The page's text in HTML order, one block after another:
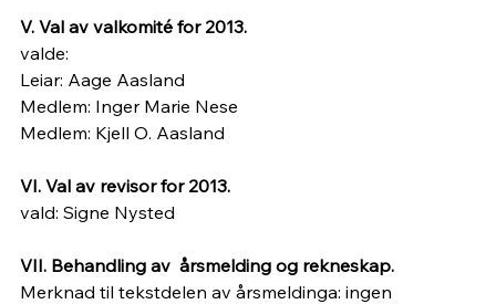
V. Val av valkomité for 2013.
valde:
Leiar: Aage Aasland
Medlem: Inger Marie Nese
Medlem: Kjell O. Aasland
VI. Val av revisor for 2013.
vald: Signe Nysted
VII. Behandling av  årsmelding og rekneskap.
Merknad til tekstdelen av årsmeldinga: ingen